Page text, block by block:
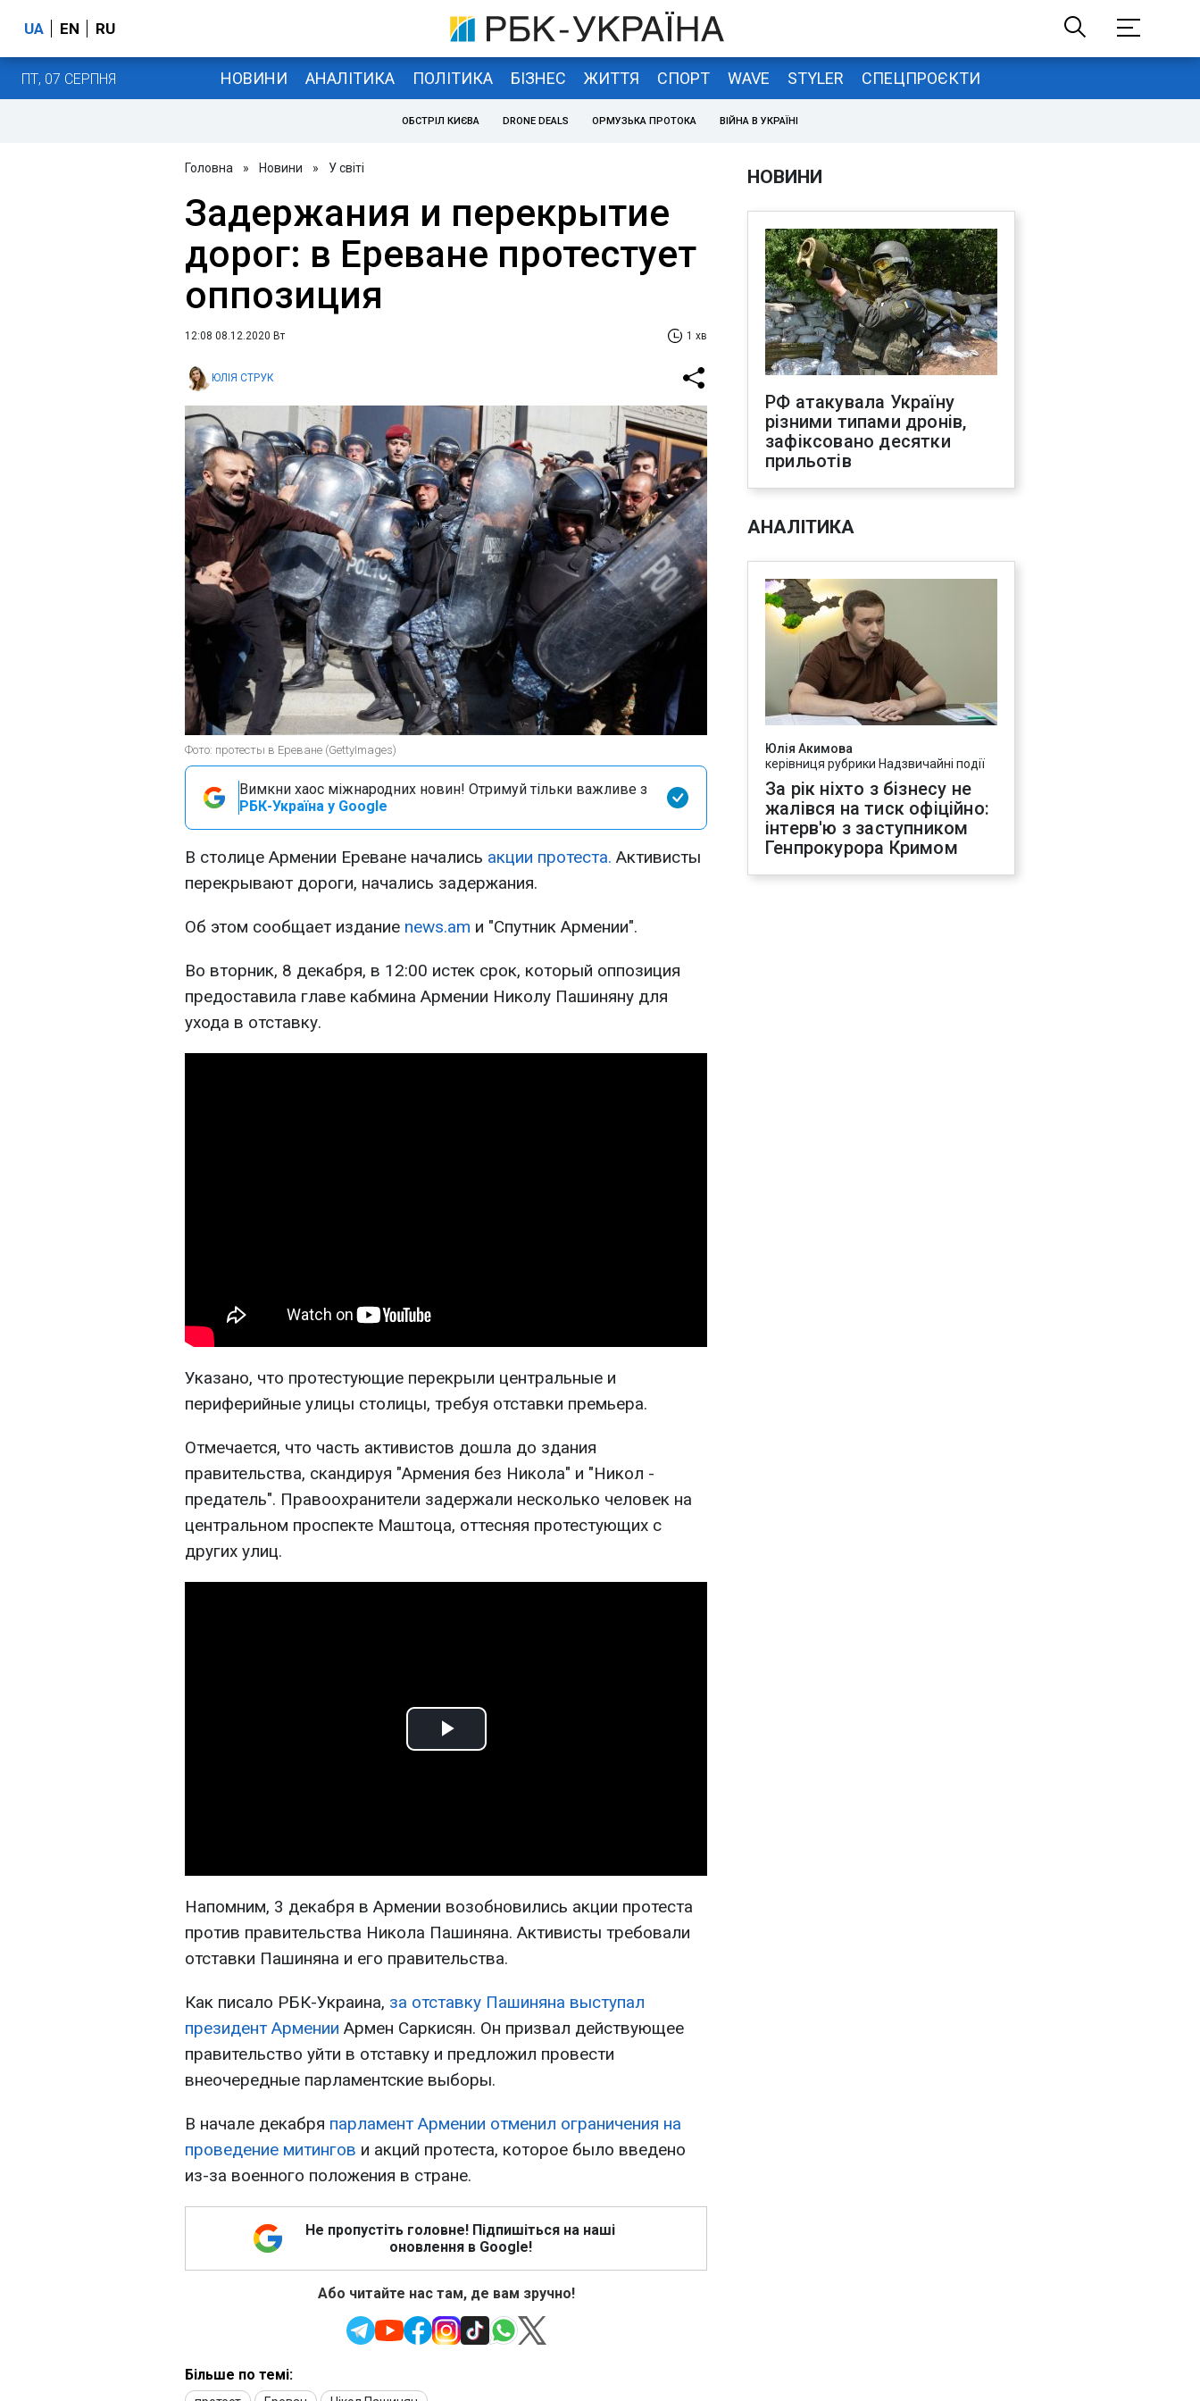
UA EN RU
ПТ, 07 СЕРПНЯ НОВИНИ АНАЛІТИКА ПОЛІТИКА БІЗНЕС ЖИТТЯ СПОРТ WAVE STYLER СПЕЦПРОЄКТИ
ОБСТРІЛ КИЄВА DRONE DEALS ОРМУЗЬКА ПРОТОКА ВІЙНА В УКРАЇНІ
Головна » Новини » У світі
Задержания и перекрытие
дорог: в Ереване протестует
оппозиция
12:08 08.12.2020 Вт 1 хв
ЮЛІЯ СТРУК
Фото: протесты в Ереване (GettyImages)
Вимкни хаос міжнародних новин! Отримуй тільки важливе з
РБК-Україна у Google
В столице Армении Ереване начались акции протеста. Активисты
перекрывают дороги, начались задержания.
Об этом сообщает издание news.am и "Спутник Армении".
Во вторник, 8 декабря, в 12:00 истек срок, который оппозиция
предоставила главе кабмина Армении Николу Пашиняну для
ухода в отставку.
Указано, что протестующие перекрыли центральные и
периферийные улицы столицы, требуя отставки премьера.
Отмечается, что часть активистов дошла до здания
правительства, скандируя "Армения без Никола" и "Никол -
предатель". Правоохранители задержали несколько человек на
центральном проспекте Маштоца, оттесняя протестующих с
других улиц.
Play
Напомним, 3 декабря в Армении возобновились акции протеста
против правительства Никола Пашиняна. Активисты требовали
отставки Пашиняна и его правительства.
Как писало РБК-Украина, за отставку Пашиняна выступал
президент Армении Армен Саркисян. Он призвал действующее
правительство уйти в отставку и предложил провести
внеочередные парламентские выборы.
В начале декабря парламент Армении отменил ограничения на
проведение митингов и акций протеста, которое было введено
из-за военного положения в стране.
Не пропустіть головне! Підпишіться на наші
оновлення в Google!
Або читайте нас там, де вам зручно!
Більше по темі:
НОВИНИ
РФ атакувала Україну
різними типами дронів,
зафіксовано десятки
прильотів
АНАЛІТИКА
Юлія Акимова
керівниця рубрики Надзвичайні події
За рік ніхто з бізнесу не
жалівся на тиск офіційно:
інтерв'ю з заступником
Генпрокурора Кримом